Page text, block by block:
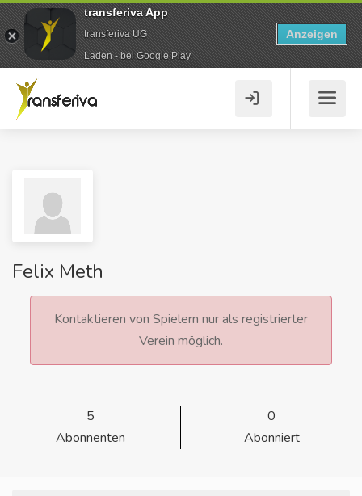
Felix Meth
Kontaktieren von Spielern nur als registrierter
Verein möglich.
5
Abonnenten
0
Abonniert
transferiva App
transferiva UG
Laden - bei Google Play
Anzeigen